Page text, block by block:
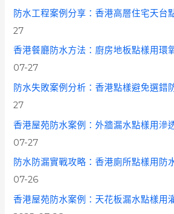
防水工程案例分享：香港高層住宅天台
27
香港餐廳防水方法：廚房地板點樣用環
07-27
防水失敗案例分析：香港點樣避免選錯
27
香港屋苑防水案例：外牆漏水點樣用滲
07-27
防水防漏實戰攻略：香港廁所點樣用防
07-26
香港屋苑防水案例：天花板漏水點樣用